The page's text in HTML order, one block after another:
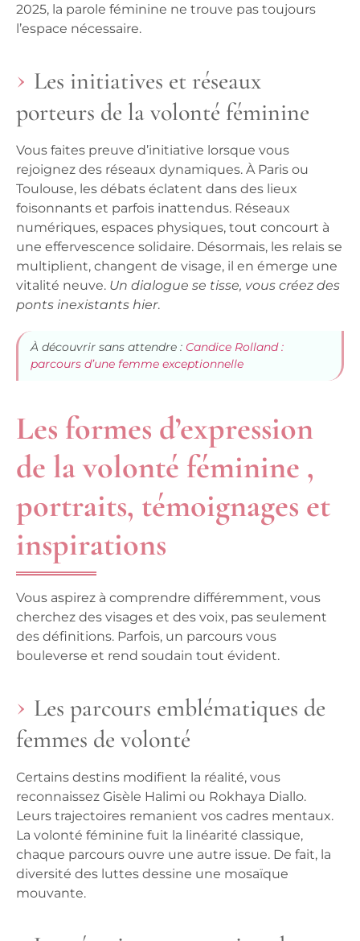
2025, la parole féminine ne trouve pas toujours
l’espace nécessaire.
Les initiatives et réseaux
porteurs de la volonté féminine
Vous faites preuve d’initiative lorsque vous
rejoignez des réseaux dynamiques. À Paris ou
Toulouse, les débats éclatent dans des lieux
foisonnants et parfois inattendus. Réseaux
numériques, espaces physiques, tout concourt à
une effervescence solidaire. Désormais, les relais se
multiplient, changent de visage, il en émerge une
vitalité neuve. Un dialogue se tisse, vous créez des
ponts inexistants hier.
À découvrir sans attendre : Candice Rolland :
parcours d’une femme exceptionnelle
Les formes d’expression
de la volonté féminine ,
portraits, témoignages et
inspirations
Vous aspirez à comprendre différemment, vous
cherchez des visages et des voix, pas seulement
des définitions. Parfois, un parcours vous
bouleverse et rend soudain tout évident.
Les parcours emblématiques de
femmes de volonté
Certains destins modifient la réalité, vous
reconnaissez Gisèle Halimi ou Rokhaya Diallo.
Leurs trajectoires remanient vos cadres mentaux.
La volonté féminine fuit la linéarité classique,
chaque parcours ouvre une autre issue. De fait, la
diversité des luttes dessine une mosaïque
mouvante.